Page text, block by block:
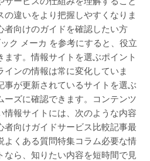
違いをより把握しやすくなりま
者向けのガイドを確認したい方
ク メーカ を参考にすると、役立
す。情報サイトを選ぶポイント
ンの情報は常に変化していま
事が更新されているサイトを選ぶ
ーズに確認できます。コンテンツ
情報サイトには、次のような内容
者向けガイドサービス比較記事最
よくある質問特集コラム必要な情
なら、知りたい内容を短時間で見